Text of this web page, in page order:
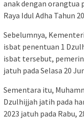
anak dengan orangtua
Raya Idul Adha Tahun
Sebelumnya,
isbat penentuan 1
isbat tersebut,
jatuh pada Selasa 20
Sementara itu,
Dzulhijjah jatih pada
2023 jatuh pada Rabu,